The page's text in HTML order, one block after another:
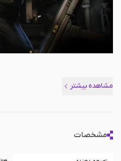
مشاهده بیشتر
مشخصات